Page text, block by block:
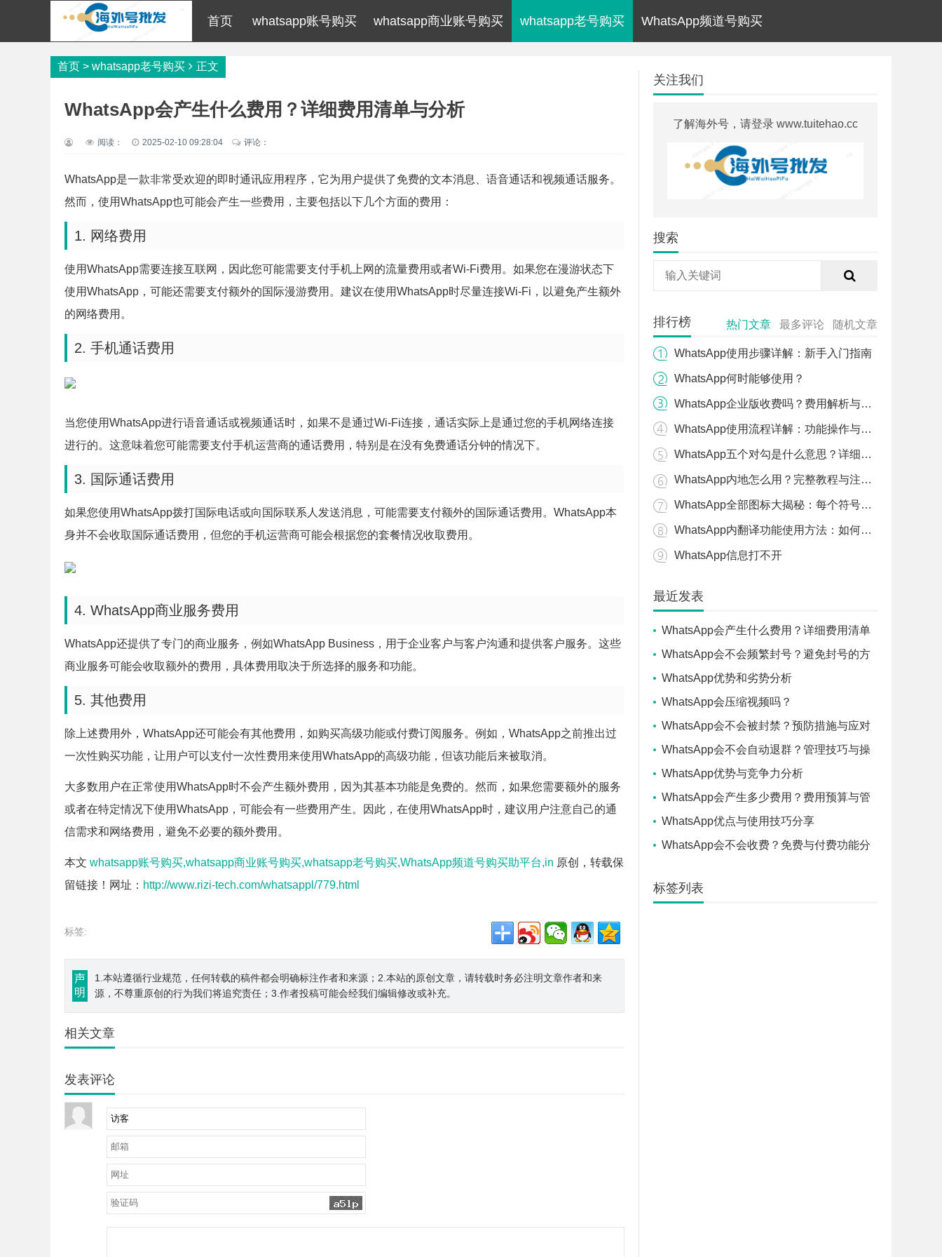
首页 whatsapp账号购买 whatsapp商业账号购买 whatsapp老号购买 WhatsApp频道号购买
首页 > whatsapp老号购买 正文
WhatsApp会产生什么费用？详细费用清单与分析
阅读： 2025-02-10 09:28:04 评论：
WhatsApp是一款非常受欢迎的即时通讯应用程序，它为用户提供了免费的文本消息、语音通话和视频通话服务。
然而，使用WhatsApp也可能会产生一些费用，主要包括以下几个方面的费用：
1. 网络费用
使用WhatsApp需要连接互联网，因此您可能需要支付手机上网的流量费用或者Wi-Fi费用。如果您在漫游状态下
使用WhatsApp，可能还需要支付额外的国际漫游费用。建议在使用WhatsApp时尽量连接Wi-Fi，以避免产生额外
的网络费用。
2. 手机通话费用
当您使用WhatsApp进行语音通话或视频通话时，如果不是通过Wi-Fi连接，通话实际上是通过您的手机网络连接
进行的。这意味着您可能需要支付手机运营商的通话费用，特别是在没有免费通话分钟的情况下。
3. 国际通话费用
如果您使用WhatsApp拨打国际电话或向国际联系人发送消息，可能需要支付额外的国际通话费用。WhatsApp本
身并不会收取国际通话费用，但您的手机运营商可能会根据您的套餐情况收取费用。
4. WhatsApp商业服务费用
WhatsApp还提供了专门的商业服务，例如WhatsApp Business，用于企业客户与客户沟通和提供客户服务。这些
商业服务可能会收取额外的费用，具体费用取决于所选择的服务和功能。
5. 其他费用
除上述费用外，WhatsApp还可能会有其他费用，如购买高级功能或付费订阅服务。例如，WhatsApp之前推出过
一次性购买功能，让用户可以支付一次性费用来使用WhatsApp的高级功能，但该功能后来被取消。
大多数用户在正常使用WhatsApp时不会产生额外费用，因为其基本功能是免费的。然而，如果您需要额外的服务
或者在特定情况下使用WhatsApp，可能会有一些费用产生。因此，在使用WhatsApp时，建议用户注意自己的通
信需求和网络费用，避免不必要的额外费用。
本文 whatsapp账号购买,whatsapp商业账号购买,whatsapp老号购买,WhatsApp频道号购买助平台,in 原创，转载保
留链接！网址： http://www.rizi-tech.com/whatsappl/779.html
标签:
声
明
1.本站遵循行业规范，任何转载的稿件都会明确标注作者和来源；2.本站的原创文章，请转载时务必注明文章作者和来
源，不尊重原创的行为我们将追究责任；3.作者投稿可能会经我们编辑修改或补充。
相关文章
发表评论
关注我们
了解海外号，请登录 www.tuitehao.cc
搜索
排行榜 热门文章 最多评论 随机文章
WhatsApp使用步骤详解：新手入门指南
WhatsApp何时能够使用？
WhatsApp企业版收费吗？费用解析与比较
WhatsApp使用流程详解：功能操作与流程分析
WhatsApp五个对勾是什么意思？详细解读！
WhatsApp内地怎么用？完整教程与注意事项
WhatsApp全部图标大揭秘：每个符号的含义解析
WhatsApp内翻译功能使用方法：如何快速翻译聊天内容
WhatsApp信息打不开
最近发表
WhatsApp会产生什么费用？详细费用清单
与分析
WhatsApp会不会频繁封号？避免封号的方
法与技巧
WhatsApp优势和劣势分析
WhatsApp会压缩视频吗？
WhatsApp会不会被封禁？预防措施与应对
策略
WhatsApp会不会自动退群？管理技巧与操
作指南
WhatsApp优势与竞争力分析
WhatsApp会产生多少费用？费用预算与管
理建议
WhatsApp优点与使用技巧分享
WhatsApp会不会收费？免费与付费功能分
标签列表